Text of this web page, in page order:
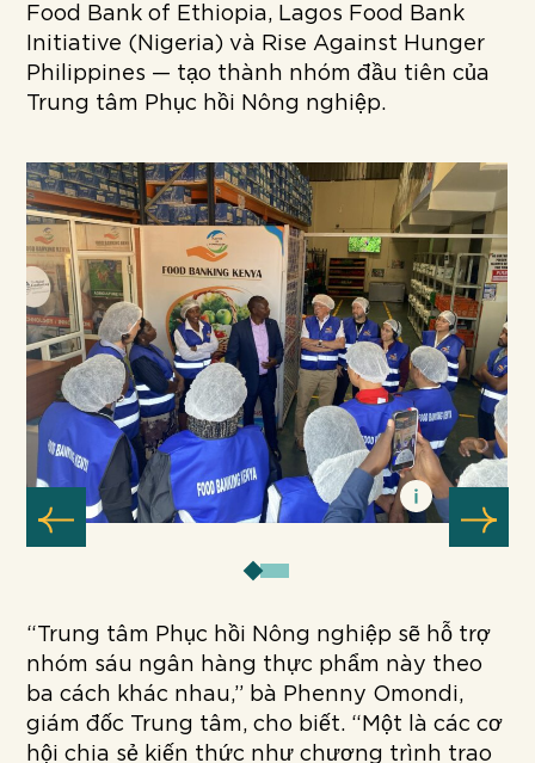
Food Bank of Ethiopia, Lagos Food Bank
Initiative (Nigeria) và Rise Against Hunger
Philippines — tạo thành nhóm đầu tiên của
Trung tâm Phục hồi Nông nghiệp.
“Trung tâm Phục hồi Nông nghiệp sẽ hỗ trợ
nhóm sáu ngân hàng thực phẩm này theo
ba cách khác nhau,” bà Phenny Omondi,
giám đốc Trung tâm, cho biết. “Một là các cơ
hội chia sẻ kiến thức như chương trình trao